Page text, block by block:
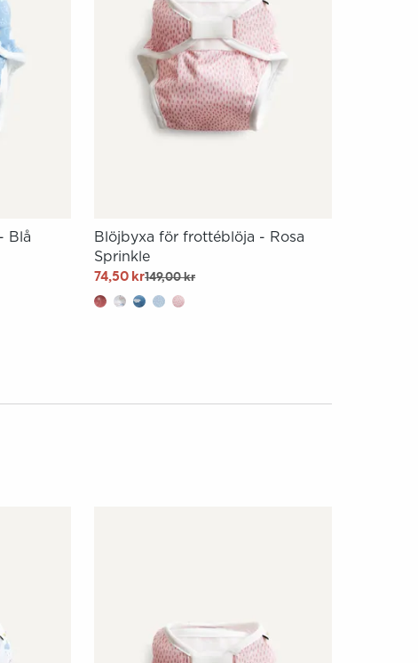
Blå
Blöjbyxa för frottéblöja - Rosa
Sprinkle
74,50 kr149,00 kr